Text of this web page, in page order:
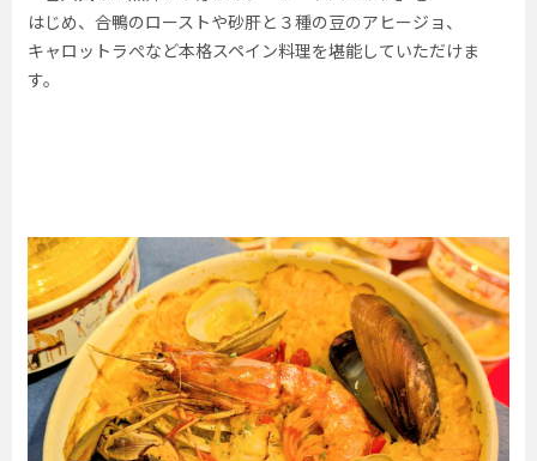
はじめ、合鴨のローストや砂肝と３種の豆のアヒージョ、
キャロットラぺなど本格スペイン料理を堪能していただけま
す。